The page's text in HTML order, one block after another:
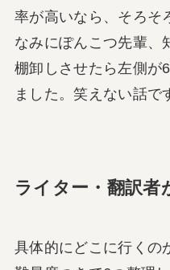
率が高いなら、そろそ
なみにぽんこつ先輩、
棚卸しさせたら左側が
ました。笑えない話で
ライター・翻訳者
具体的にどこに行くの